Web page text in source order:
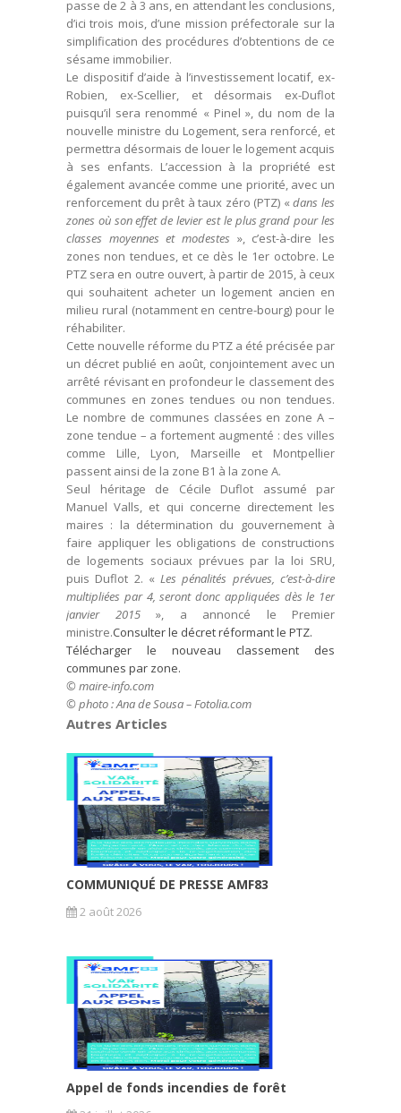
passe de 2 à 3 ans, en attendant les conclusions,
d’ici trois mois, d’une mission préfectorale sur la
simplification des procédures d’obtentions de ce
sésame immobilier.
Le dispositif d’aide à l’investissement locatif, ex-
Robien, ex-Scellier, et désormais ex-Duflot
puisqu’il sera renommé « Pinel », du nom de la
nouvelle ministre du Logement, sera renforcé, et
permettra désormais de louer le logement acquis
à ses enfants. L’accession à la propriété est
également avancée comme une priorité, avec un
renforcement du prêt à taux zéro (PTZ) «dans les
zones où son effet de levier est le plus grand pour les
classes moyennes et modestes », c’est-à-dire les
zones non tendues, et ce dès le 1er octobre. Le
PTZ sera en outre ouvert, à partir de 2015, à ceux
qui souhaitent acheter un logement ancien en
milieu rural (notamment en centre-bourg) pour le
réhabiliter.
Cette nouvelle réforme du PTZ a été précisée par
un décret publié en août, conjointement avec un
arrêté révisant en profondeur le classement des
communes en zones tendues ou non tendues.
Le nombre de communes classées en zone A –
zone tendue – a fortement augmenté : des villes
comme Lille, Lyon, Marseille et Montpellier
passent ainsi de la zone B1 à la zone A.
Seul héritage de Cécile Duflot assumé par
Manuel Valls, et qui concerne directement les
maires : la détermination du gouvernement à
faire appliquer les obligations de constructions
de logements sociaux prévues par la loi SRU,
puis Duflot 2. « Les pénalités prévues, c’est-à-dire
multipliées par 4, seront donc appliquées dès le 1er
janvier 2015 », a annoncé le Premier
ministre.Consulter le décret réformant le PTZ.
Télécharger le nouveau classement des
communes par zone.
© maire-info.com
© photo : Ana de Sousa – Fotolia.com
Autres Articles
COMMUNIQUÉ DE PRESSE AMF83
2 août 2026
Appel de fonds incendies de forêt